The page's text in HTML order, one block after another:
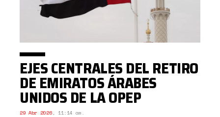
EJES CENTRALES DEL RETIRO
DE EMIRATOS ÁRABES
UNIDOS DE LA OPEP
29 Abr 2026, 11:14 am.